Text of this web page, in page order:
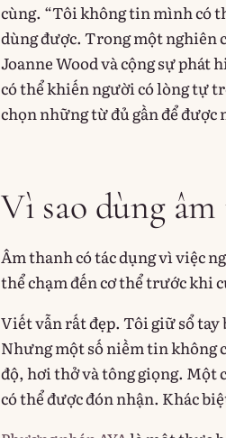
cùng. “Tôi không tin mình có
dùng được. Trong một nghiên
Joanne Wood và cộng sự phát
có thể khiến người có lòng tự
chọn những từ đủ gần để được
Vì sao dùng
Âm thanh có tác dụng vì việc
thể chạm đến cơ thể trước khi
Viết vẫn rất đẹp. Tôi giữ sổ tay
Nhưng một số niềm tin không
độ, hơi thở và tông giọng. Một
có thể được đón nhận. Khác